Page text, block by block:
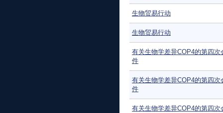
生物贸易行动
生物贸易行动
有关生物学差异COP4的第四次
件
有关生物学差异COP4的第四次
件
有关生物学差异COP4的第四次